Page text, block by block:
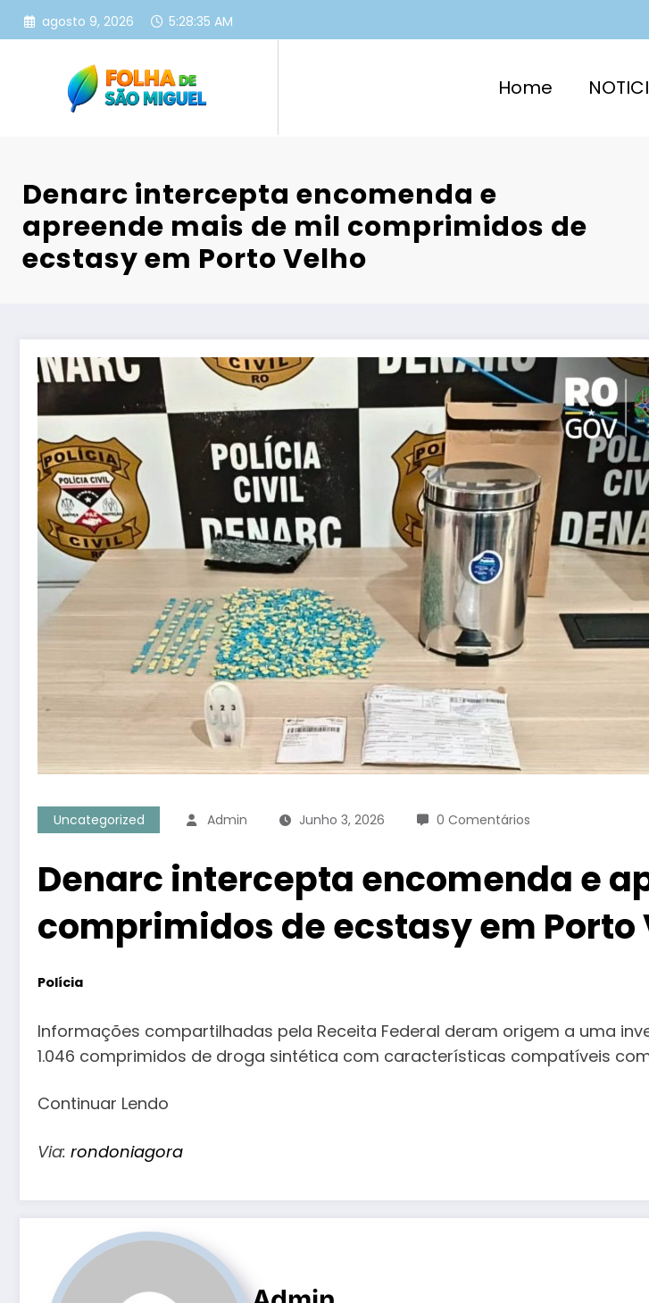
Pular
para
agosto 9, 2026 5:28:36 AM
Home
Denarc intercepta encomenda e
apreende mais de mil comprimidos de
ecstasy em Porto Velho
Uncategorized Admin Junho 3, 2026 0 Comentários
Denarc intercepta encomenda e
comprimidos de ecstasy em Porto
Polícia
Informações compartilhadas pela Receita Federal deram origem a uma
1.046 comprimidos de droga sintética com características compatíveis
Continuar Lendo
Via: rondoniagora